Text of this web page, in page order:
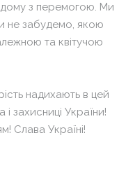
з перемогою. Ми
не забудемо, якою
та квітучою
надихають в цей
захисниці України!
Слава Україні!